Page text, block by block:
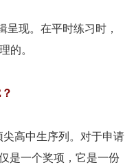
现。在平时练习时，
的。
高中生序列。对于申请
是一个奖项，它是一份